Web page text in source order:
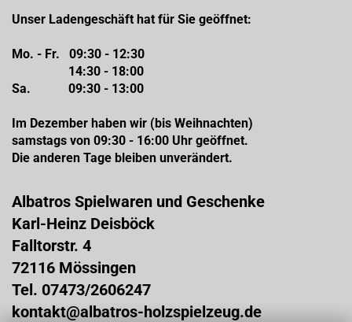
Unser Ladengeschäft hat für Sie geöffnet:
Mo. - Fr. 09:30 - 12:30
14:30 - 18:00
Sa. 09:30 - 13:00
Im Dezember haben wir (bis Weihnachten)
samstags von 09:30 - 16:00 Uhr geöffnet.
Die anderen Tage bleiben unverändert.
Albatros Spielwaren und Geschenke
Karl-Heinz Deisböck
Falltorstr. 4
72116 Mössingen
Tel. 07473/2606247
kontakt@albatros-holzspielzeug.de